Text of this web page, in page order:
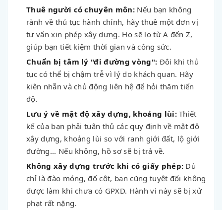
Thuê người có chuyên môn: Nếu bạn không
rành về thủ tục hành chính, hãy thuê một đơn vị
tư vấn xin phép xây dựng. Họ sẽ lo từ A đến Z,
giúp bạn tiết kiệm thời gian và công sức.
Chuẩn bị tâm lý "đi đường vòng": Đôi khi thủ
tục có thể bị chậm trễ vì lý do khách quan. Hãy
kiên nhẫn và chủ động liên hệ để hỏi thăm tiến
độ.
Lưu ý về mật độ xây dựng, khoảng lùi:Thiết
kế của bạn phải tuân thủ các quy định về mật độ
xây dựng, khoảng lùi so với ranh giới đất, lộ giới
đường... Nếu không, hồ sơ sẽ bị trả về.
Không xây dựng trước khi có giấy phép: Dù
chỉ là đào móng, đổ cột, bạn cũng tuyệt đối không
được làm khi chưa có GPXD. Hành vi này sẽ bị xử
phạt rất nặng.